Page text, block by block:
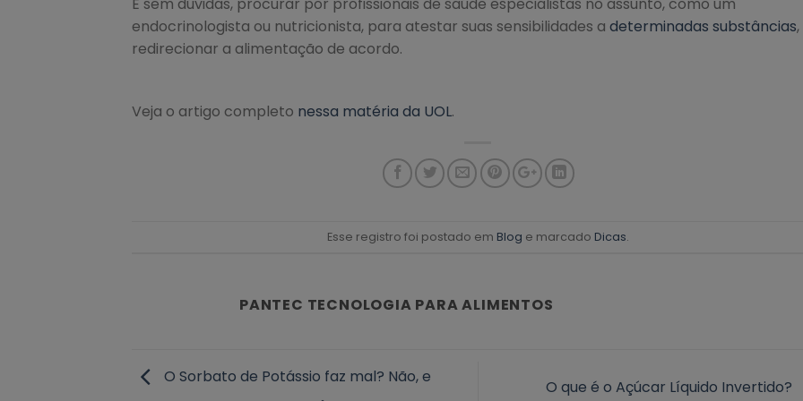
endocrinologista ou nutricionista, para atestar suas sensibilidades a determinadas substâncias
redirecionar a alimentação de acordo.
Veja o artigo completo nessa matéria da UOL.
Esse registro foi postado em Blog e marcado Dicas.
PANTEC TECNOLOGIA PARA ALIMENTOS
O Sorbato de Potássio faz mal? Não, e
O que é o Açúcar Líquido Invertido?